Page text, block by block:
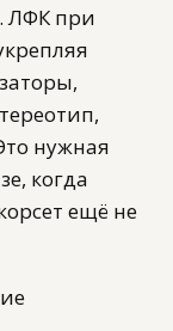
ЛФК при
нужная
когда
ещё не